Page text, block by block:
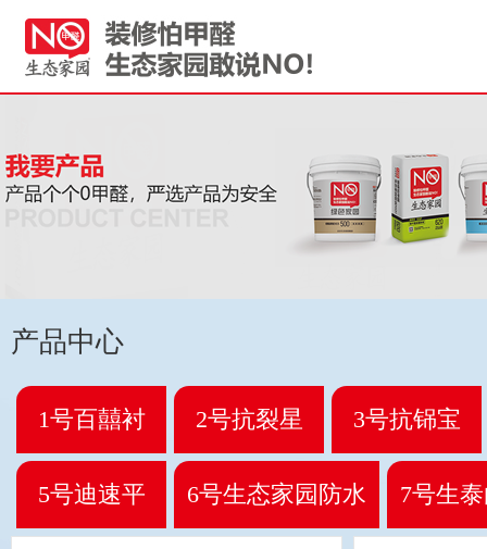
产品中心
1号百囍衬 2号抗裂星 3号抗铞宝
5号迪速平 6号生态家园防水 7号生